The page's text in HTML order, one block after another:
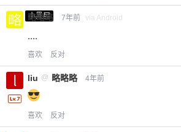
小黑屋
略略略 7年前 via Android
....
喜欢 反对
liu @ 略略略 4年前
喜欢 反对